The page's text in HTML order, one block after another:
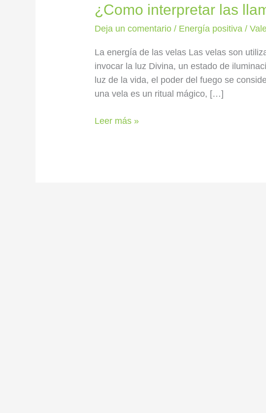
¿Como interpretar las
Deja un comentario / Energía positiva /
La energía de las velas Las velas son
invocar la luz Divina, un estado de
luz de la vida, el poder del fuego se
una vela es un ritual mágico, […]
Leer más »